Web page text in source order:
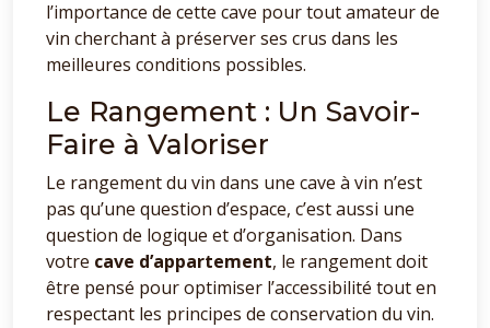
l’importance de cette cave pour tout amateur de
vin cherchant à préserver ses crus dans les
meilleures conditions possibles.
Le Rangement : Un Savoir-
Faire à Valoriser
Le rangement du vin dans une cave à vin n’est
pas qu’une question d’espace, c’est aussi une
question de logique et d’organisation. Dans
votre cave d’appartement, le rangement doit
être pensé pour optimiser l’accessibilité tout en
respectant les principes de conservation du vin.